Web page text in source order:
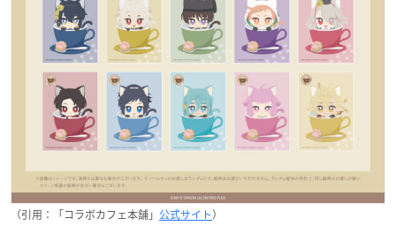
（引用：「コラボカフェ本舗」 公式サイト）